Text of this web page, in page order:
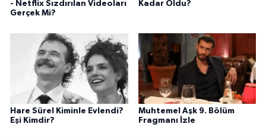
- Netflix Sızdırılan Videoları
Gerçek Mi?
Kadar Oldu?
Hare Sürel Kiminle Evlendi?
Eşi Kimdir?
Muhtemel Aşk 9. Bölüm
Fragmanı İzle